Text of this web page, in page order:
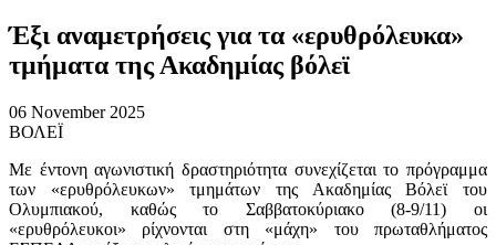
Έξι αναμετρήσεις για τα «ερυθρόλευκα»
τμήματα της Ακαδημίας βόλεϊ
06 November 2025
ΒΟΛΕΪ
Με έντονη αγωνιστική δραστηριότητα συνεχίζεται το πρόγραμμα
των «ερυθρόλευκων» τμημάτων της Ακαδημίας Βόλεϊ του
Ολυμπιακού, καθώς το Σαββατοκύριακο (8-9/11) οι
«ερυθρόλευκοι» ρίχνονται στη «μάχη» του πρωταθλήματος